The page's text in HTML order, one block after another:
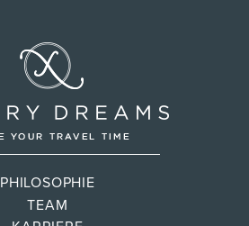
PHILOSOPHIE
TEAM